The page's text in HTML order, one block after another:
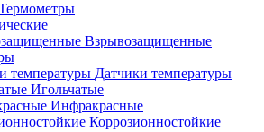
Взрывозащищенные
Датчики температуры
Игольчатые
Инфракрасные
Коррозионностойкие